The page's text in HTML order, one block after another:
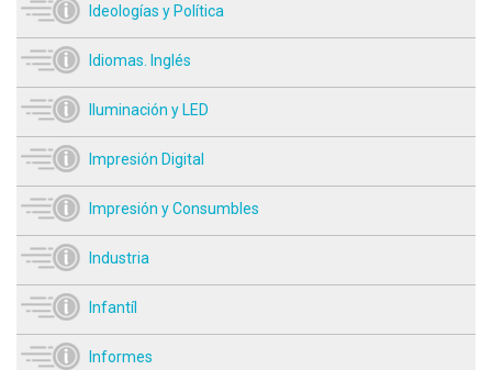
Ideologías y Política
Idiomas. Inglés
Iluminación y LED
Impresión Digital
Impresión y Consumbles
Industria
Infantíl
Informes